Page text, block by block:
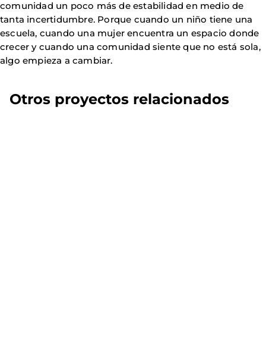
comunidad un poco más de estabilidad en medio de
tanta incertidumbre. Porque cuando un niño tiene una
escuela, cuando una mujer encuentra un espacio donde
crecer y cuando una comunidad siente que no está sola,
algo empieza a cambiar.
Otros proyectos relacionados